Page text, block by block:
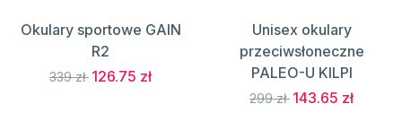
Okulary sportowe GAIN
R2
339 zł 126.75 zł
Unisex okulary
przeciwsłoneczne
PALEO-U KILPI
299 zł 143.65 zł